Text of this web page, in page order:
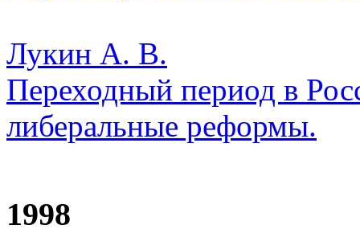
Лукин А. В.
Переходный период в
либеральные реформы.
1998